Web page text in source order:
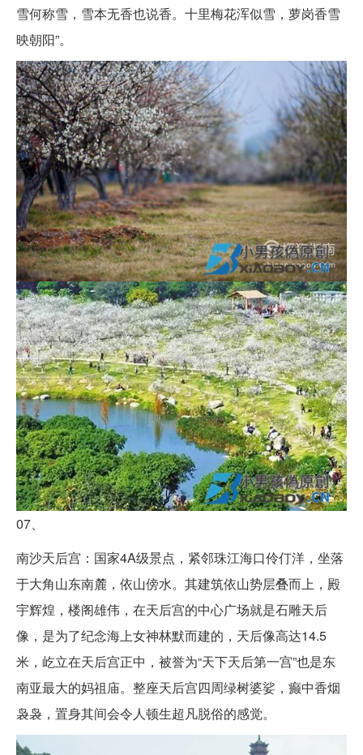
雪何称雪，雪本无香也说香。十里梅花浑似雪，萝岗香雪
映朝阳”。
07、
南沙天后宫：国家4A级景点，紧邻珠江海口伶仃洋，坐落
于大角山东南麓，依山傍水。其建筑依山势层叠而上，殿
宇辉煌，楼阁雄伟，在天后宫的中心广场就是石雕天后
像，是为了纪念海上女神林默而建的，天后像高达14.5
米，屹立在天后宫正中，被誉为“天下天后第一宫”也是东
南亚最大的妈祖庙。整座天后宫四周绿树婆娑，癫中香烟
袅袅，置身其间会令人顿生超凡脱俗的感觉。